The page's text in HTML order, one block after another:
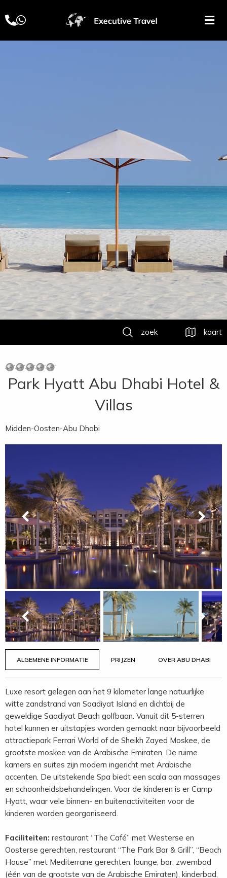
zoek kaart
Park Hyatt Abu Dhabi Hotel &
Villas
Midden-Oosten-Abu Dhabi
ALGEMENE INFORMATIE PRIJZEN OVER ABU DHABI
Luxe resort gelegen aan het 9 kilometer lange natuurlijke
witte zandstrand van Saadiyat Island en dichtbij de
geweldige Saadiyat Beach golfbaan. Vanuit dit 5-sterren
hotel kunnen er uitstapjes worden gemaakt naar bijvoorbeeld
attractiepark Ferrari World of de Sheikh Zayed Moskee, de
grootste moskee van de Arabische Emiraten. De ruime
kamers en suites zijn modern ingericht met Arabische
accenten. De uitstekende Spa biedt een scala aan massages
en schoonheidsbehandelingen. Voor de kinderen is er Camp
Hyatt, waar vele binnen- en buitenactiviteiten voor de
kinderen worden georganiseerd.
Faciliteiten: restaurant “The Café” met Westerse en
Oosterse gerechten, restaurant “The Park Bar & Grill”, “Beach
House” met Mediterrane gerechten, lounge, bar, zwembad
(één van de grootste van de Arabische Emiraten), kinderbad,